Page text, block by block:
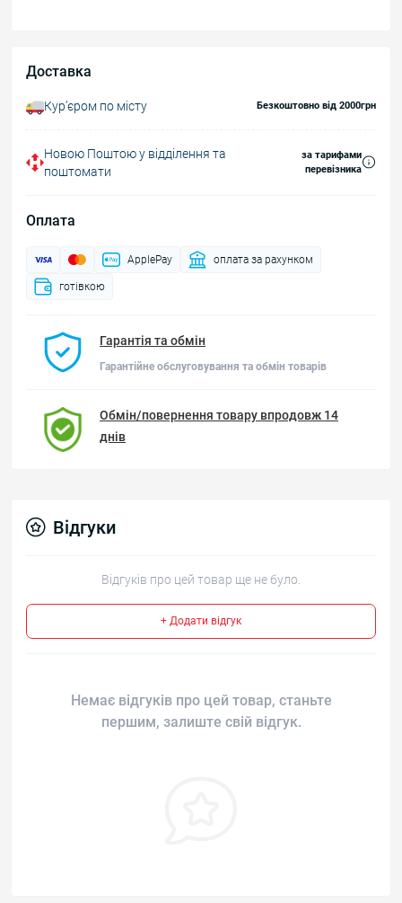
Доставка
Курʼєром по місту Безкоштовно від 2000грн
Новою Поштою у відділення та
поштомати
за тарифами
перевізника
Оплата
ApplePay оплата за рахунком
готівкою
Гарантія та обмін
Гарантійне обслуговування та обмін товарів
Обмін/повернення товару впродовж 14
днів
Відгуки
Відгуків про цей товар ще не було.
+ Додати відгук
Немає відгуків про цей товар, станьте
першим, залиште свій відгук.